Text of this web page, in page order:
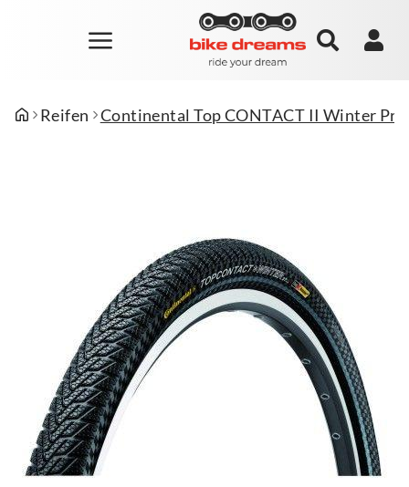
Reifen Continental Top CONTACT II Winter